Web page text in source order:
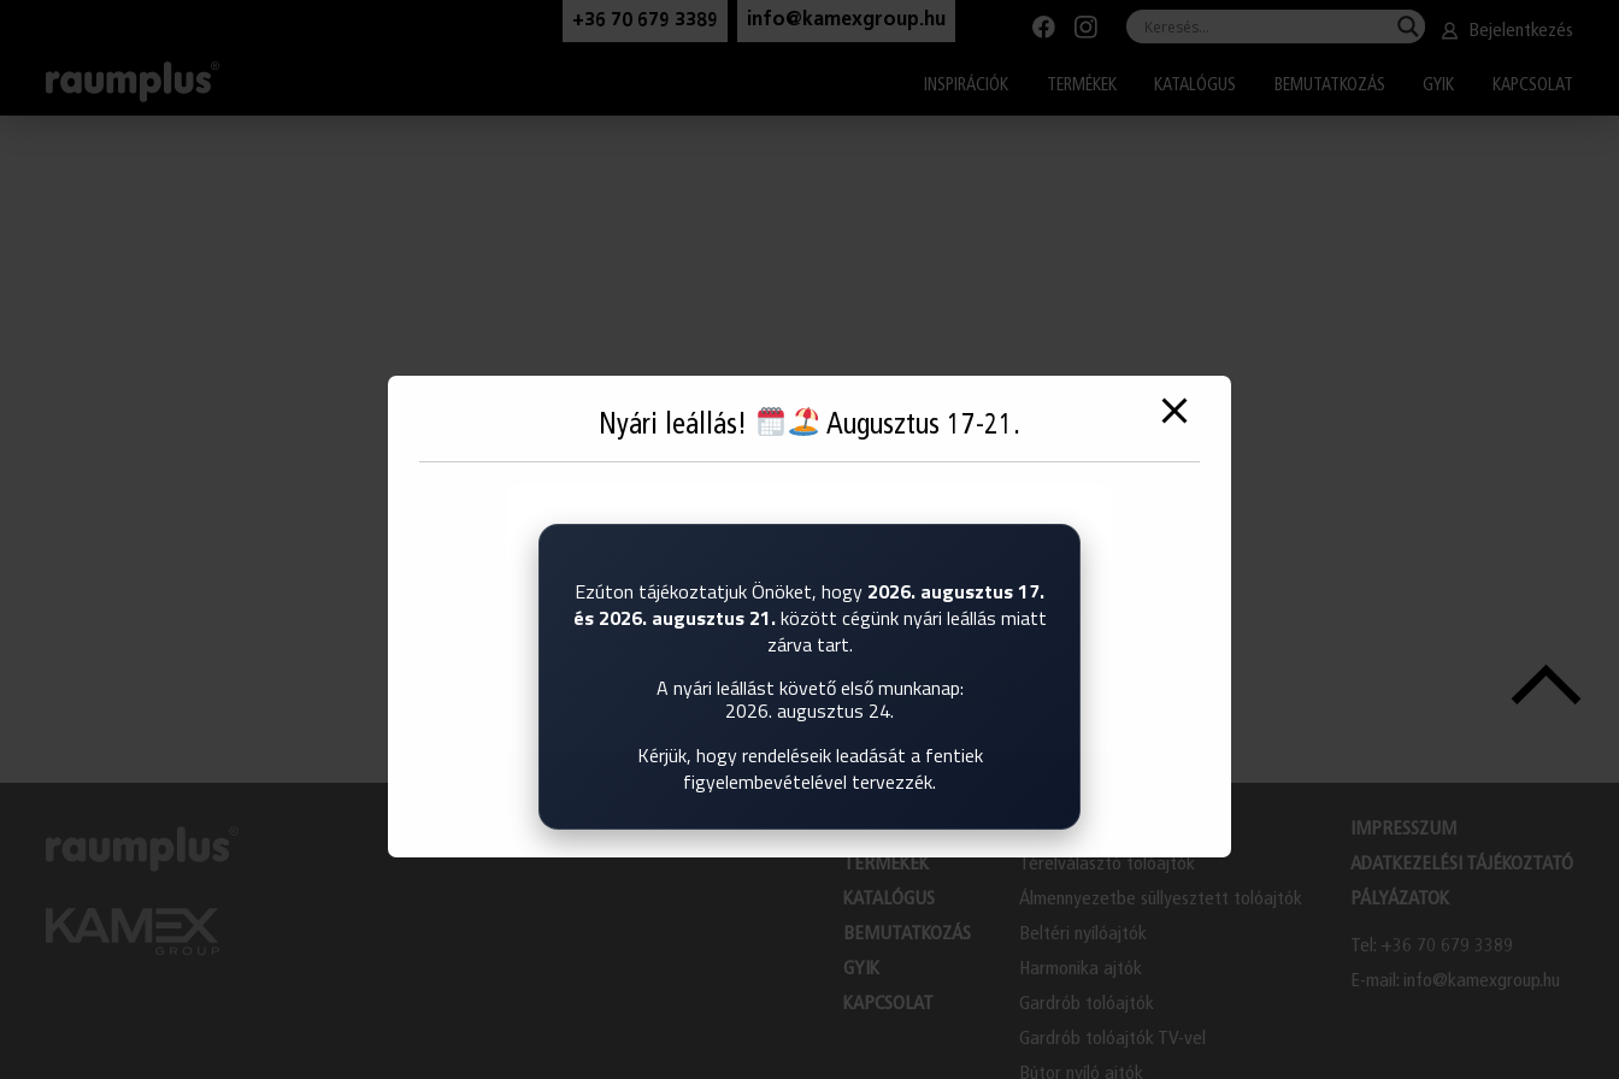
+36 70 679 3389 info@kamexgroup.hu
Bejelentkezés
INSPIRÁCIÓK TERMÉKEK KATALÓGUS BEMUTATKOZÁS GYIK KAPCSOLAT
INSPIRÁCIÓK
TERMÉKEK
KATALÓGUS
BEMUTATKOZÁS
GYIK
KAPCSOLAT
TERMÉKEK
Térelválasztó tolóajtók
Álmennyezetbe süllyesztett tolóajtók
Beltéri nyílóajtók
Harmonika ajtók
Gardrób tolóajtók
Gardrób tolóajtók TV-vel
Bútor nyíló ajtók
IMPRESSZUM
ADATKEZELÉSI TÁJÉKOZTATÓ
PÁLYÁZATOK
Tel: +36 70 679 3389
E-mail: info@kamexgroup.hu
preferenciáit és ismételt látogatásait. A "Mindent elfogadok"
gombra kattintva Ön hozzájárul MINDEN cookie használatához. A
"Cookie beállítások" menüpontban azonban ellenőrizhető
További információk Cookie beállítások Összes elfogadása
Nyári leállás! Augusztus 17-21.
Ezúton tájékoztatjuk Önöket, hogy 2026. augusztus 17.
és 2026. augusztus 21.között cégünk nyári leállás miatt
zárva tart.
A nyári leállást követő első munkanap:
2026. augusztus 24.
Kérjük, hogy rendeléseik leadását a fentiek
figyelembevételével tervezzék.